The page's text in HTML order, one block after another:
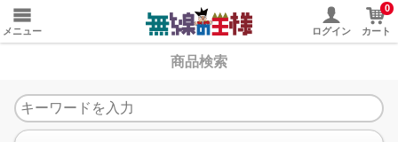
メニュー ログイン
0
カート
商品検索